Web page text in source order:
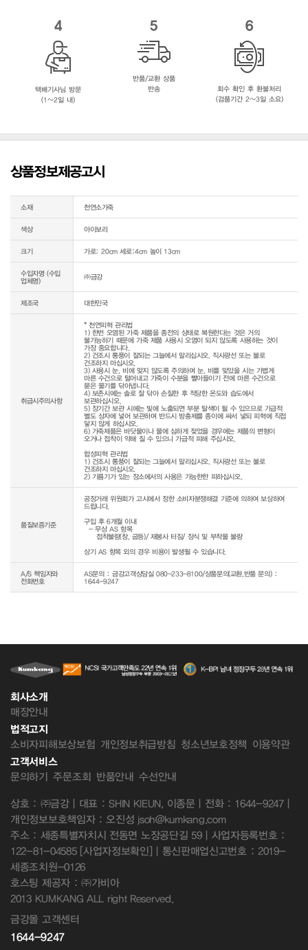
4
택배기사님 방문
(1~2일 내)
5
반품/교환 상품
반송
6
회수 확인 후 환불처리
(검품기간 2~3일 소요)
상품정보제공고시
소재 천연소가죽
색상 아이보리
크기 가로: 20cm 세로:4cm 높이 13cm
수입자명 (수입
업체명)
㈜금강
제조국 대한민국
취급시주의사항
* 천연피혁 관리법
1) 한번 오염된 가죽 제품을 종전의 상태로 복원한다는 것은 거의
불가능하기 때문에 가죽 제품 사용시 오염이 되지 않도록 사용하는 것이
가장 중요합니다.
2) 건조시 통풍이 잘되는 그늘에서 말리십시오. 직사광선 또는 불로
건조하지 마십시오.
3) 사용시 눈, 비에 맞지 않도록 주의하며 눈, 비를 맞았을 시는 가볍게
마른 수건으로 털어내고 가죽이 수분을 빨아들이기 전에 마른 수건으로
묻은 물기를 닦아냅니다.
4) 보존시에는 솔로 잘 닦아 손질한 후 적당한 온도와 습도에서
보관하십시오.
5) 장기간 보관 시에는 빛에 노출되면 부분 탈색이 될 수 있으므로 가급적
별도 상자에 넣어 보관하며 반드시 방충제를 종이에 싸서 넣되 피혁에 직접
닿지 않게 하십시오.
6) 가죽제품은 바닷물이나 물에 심하게 젖었을 경우에는 제품의 변형이
오거나 접착이 약해 질 수 있으니 가급적 피해 주십시오.
합성피혁 관리법
1) 건조시 통풍이 잘되는 그늘에서 말리십시오. 직사광선 또는 불로
건조하지 마십시오.
2) 기름기가 있는 장소에서의 사용은 가능한한 피하십시오.
품질보증기준
공정거래 위원회가 고시에서 정한 소비자분쟁해결 기준에 의하여 보상하여
드립니다.
구입 후 6개월 이내
  - 무상 AS 항목
상기 AS 항목 외의 경우 비용이 발생될 수 있습니다.
A/S 책임자와
전화번호
AS문의 : 금강고객상담실 080-233-8100/상품문의(교환,반품 문의) :
1644-9247
회사소개
매장안내
법적고지
소비자피해보상보험 개인정보취급방침 청소년보호정책 이용약관
고객서비스
문의하기 주문조회 반품안내 수선안내
상호 : ㈜금강 | 대표 : SHIN KIEUN, 이종문 | 전화 : 1644-9247 |
개인정보보호책임자 : 오진성 jsoh@kumkang.com
주소 : 세종특별자치시 전동면 노장공단길 59 | 사업자등록번호 :
122-81-04585 [사업자정보확인] | 통신판매업신고번호 : 2019-
세종조치원-0126
호스팅 제공자 : ㈜가비아
2013 KUMKANG ALL right Reserved.
금강몰 고객센터
1644-9247